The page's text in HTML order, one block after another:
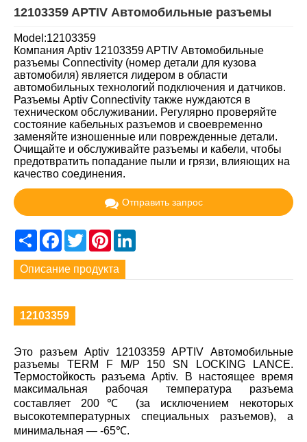
12103359 APTIV Автомобильные разъемы
Model:12103359
Компания Aptiv 12103359 APTIV Автомобильные
разъемы Connectivity (номер детали для кузова
автомобиля) является лидером в области
автомобильных технологий подключения и датчиков.
Разъемы Aptiv Connectivity также нуждаются в
техническом обслуживании. Регулярно проверяйте
состояние кабельных разъемов и своевременно
заменяйте изношенные или поврежденные детали.
Очищайте и обслуживайте разъемы и кабели, чтобы
предотвратить попадание пыли и грязи, влияющих на
качество соединения.
Отправить запрос
ShareFacebook
TwitterPinterest
Описание продукта
12103359
Это разъем Aptiv 12103359 APTIV Автомобильные
разъемы TERM F M/P 150 SN LOCKING LANCE.
Термостойкость разъема Aptiv. В настоящее время
максимальная рабочая температура разъема
составляет 200℃ (за исключением некоторых
высокотемпературных специальных разъемов), а
минимальная — -65℃.